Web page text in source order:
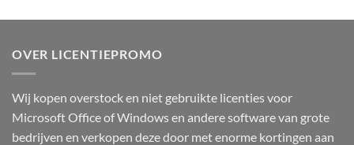
OVER LICENTIEPROMO
Wij kopen overstock en niet gebruikte licenties voor
Microsoft Office of Windows en andere software van grote
bedrijven en verkopen deze door met enorme kortingen aan